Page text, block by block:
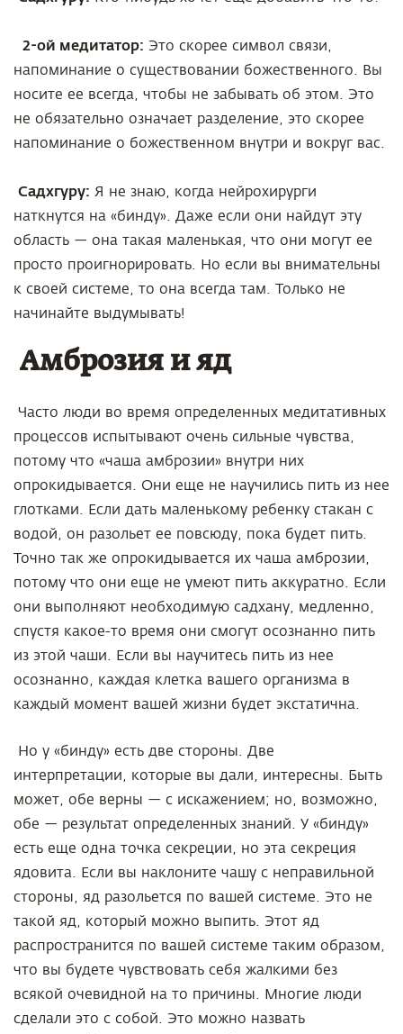
2-ой медитатор: Это скорее символ связи,
напоминание о существовании божественного. Вы
носите ее всегда, чтобы не забывать об этом. Это
не обязательно означает разделение, это скорее
напоминание о божественном внутри и вокруг вас.
Садхгуру: Я не знаю, когда нейрохирурги
наткнутся на «бинду». Даже если они найдут эту
область — она такая маленькая, что они могут ее
просто проигнорировать. Но если вы внимательны
к своей системе, то она всегда там. Только не
начинайте выдумывать!
Амброзия и яд
Часто люди во время определенных медитативных
процессов испытывают очень сильные чувства,
потому что «чаша амброзии» внутри них
опрокидывается. Они еще не научились пить из нее
глотками. Если дать маленькому ребенку стакан с
водой, он разольет ее повсюду, пока будет пить.
Точно так же опрокидывается их чаша амброзии,
потому что они еще не умеют пить аккуратно. Если
они выполняют необходимую садхану, медленно,
спустя какое-то время они смогут осознанно пить
из этой чаши. Если вы научитесь пить из нее
осознанно, каждая клетка вашего организма в
каждый момент вашей жизни будет экстатична.
Но у «бинду» есть две стороны. Две
интерпретации, которые вы дали, интересны. Быть
может, обе верны — с искажением; но, возможно,
обе — результат определенных знаний. У «бинду»
есть еще одна точка секреции, но эта секреция
ядовита. Если вы наклоните чашу с неправильной
стороны, яд разольется по вашей системе. Это не
такой яд, который можно выпить. Этот яд
распространится по вашей системе таким образом,
что вы будете чувствовать себя жалкими без
всякой очевидной на то причины. Многие люди
сделали это с собой. Это можно назвать